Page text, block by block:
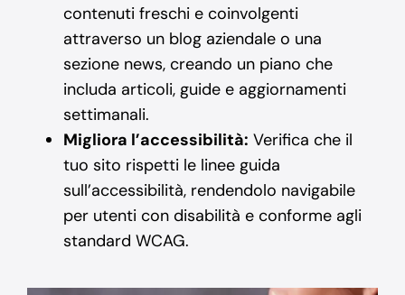
contenuti freschi e coinvolgenti
attraverso un blog aziendale o una
sezione news, creando un piano che
includa articoli, guide e aggiornamenti
settimanali.
Migliora l’accessibilità: Verifica che il
tuo sito rispetti le linee guida
sull’accessibilità, rendendolo navigabile
per utenti con disabilità e conforme agli
standard WCAG.